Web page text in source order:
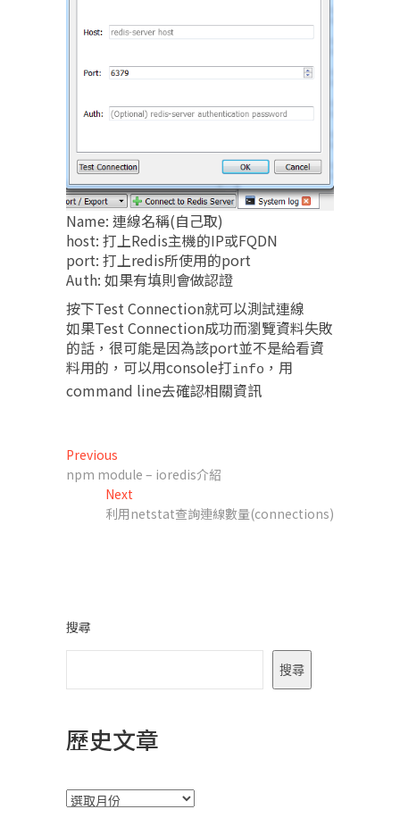
Name: 連線名稱(自己取)
host: 打上Redis主機的IP或FQDN
port: 打上redis所使用的port
Auth: 如果有填則會做認證
按下Test Connection就可以測試連線
如果Test Connection成功而瀏覽資料失敗
的話，很可能是因為該port並不是給看資
料用的，可以用console打info ，用
command line去確認相關資訊
文
章
Previous
post:
npm module – ioredis介紹
Next
post:
利用netstat查詢連線數量(connections)
搜尋
搜尋
歷史文章
彙